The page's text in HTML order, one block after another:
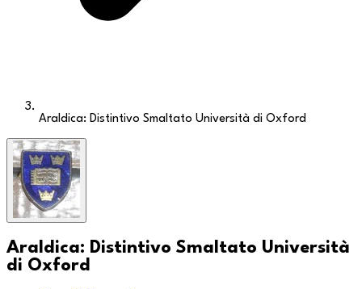
Araldica: Distintivo Smaltato Università di Oxford
Araldica: Distintivo Smaltato Università
di Oxford